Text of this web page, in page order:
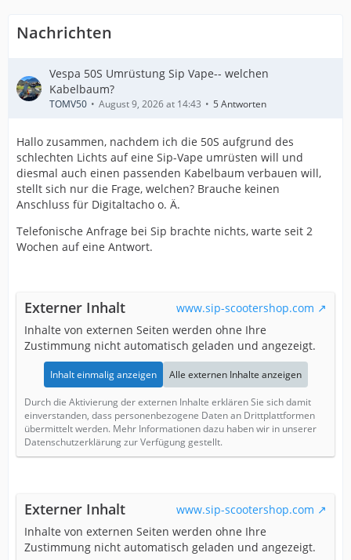
Nachrichten
Vespa 50S Umrüstung Sip Vape-- welchen
Kabelbaum?
TOMV50 August 9, 2026 at 14:43 5 Antworten
Hallo zusammen, nachdem ich die 50S aufgrund des
schlechten Lichts auf eine Sip-Vape umrüsten will und
diesmal auch einen passenden Kabelbaum verbauen will,
stellt sich nur die Frage, welchen? Brauche keinen
Anschluss für Digitaltacho o. Ä.
Telefonische Anfrage bei Sip brachte nichts, warte seit 2
Wochen auf eine Antwort.
Externer Inhalt
www.sip-scootershop.com
Inhalte von externen Seiten werden ohne Ihre
Zustimmung nicht automatisch geladen und angezeigt.
Inhalt einmalig anzeigen Alle externen Inhalte anzeigen
Durch die Aktivierung der externen Inhalte erklären Sie sich damit
einverstanden, dass personenbezogene Daten an Drittplattformen
übermittelt werden. Mehr Informationen dazu haben wir in unserer
Datenschutzerklärung zur Verfügung gestellt.
Externer Inhalt
www.sip-scootershop.com
Inhalte von externen Seiten werden ohne Ihre
Zustimmung nicht automatisch geladen und angezeigt.